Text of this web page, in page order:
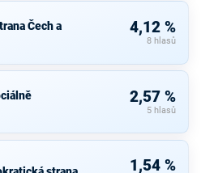
Čech a
4,12 %
8 hlasů
2,57 %
5 hlasů
1,54 %